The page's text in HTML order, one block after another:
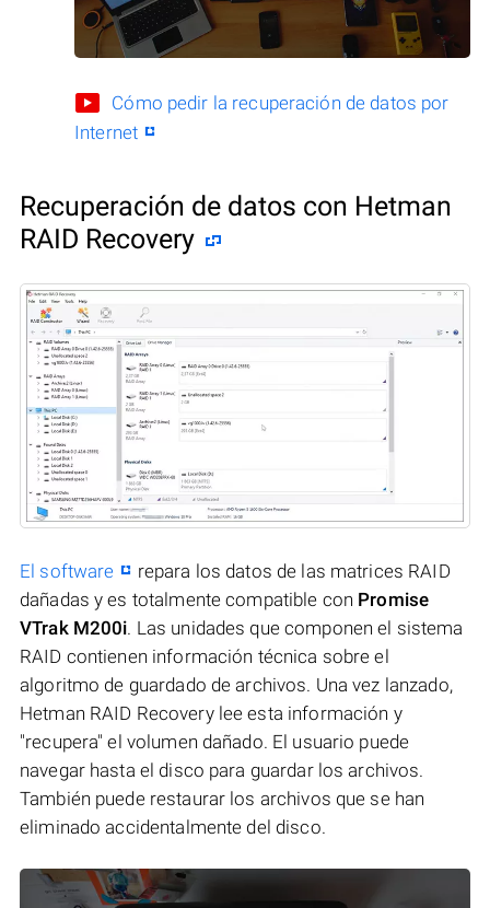
Cómo pedir la recuperación de datos por
Internet
Recuperación de datos con Hetman
RAID Recovery
El software
repara los datos de las matrices RAID
dañadas y es totalmente compatible con Promise
VTrak M200i. Las unidades que componen el sistema
RAID contienen información técnica sobre el
algoritmo de guardado de archivos. Una vez lanzado,
Hetman RAID Recovery lee esta información y
"recupera" el volumen dañado. El usuario puede
navegar hasta el disco para guardar los archivos.
También puede restaurar los archivos que se han
eliminado accidentalmente del disco.